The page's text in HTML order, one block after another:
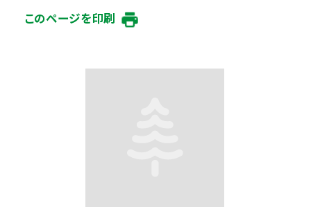
このページを印刷